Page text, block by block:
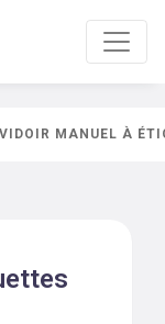
MANUEL À